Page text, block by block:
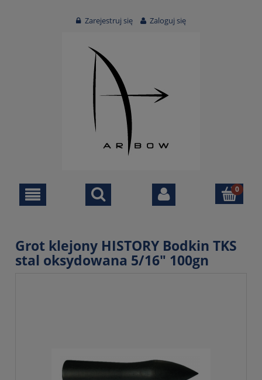
Zarejestruj się Zaloguj się
Grot klejony HISTORY Bodkin TKS
stal oksydowana 5/16" 100gn